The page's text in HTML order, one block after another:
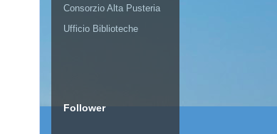
Consorzio Alta Pusteria
Ufficio Biblioteche
Follower